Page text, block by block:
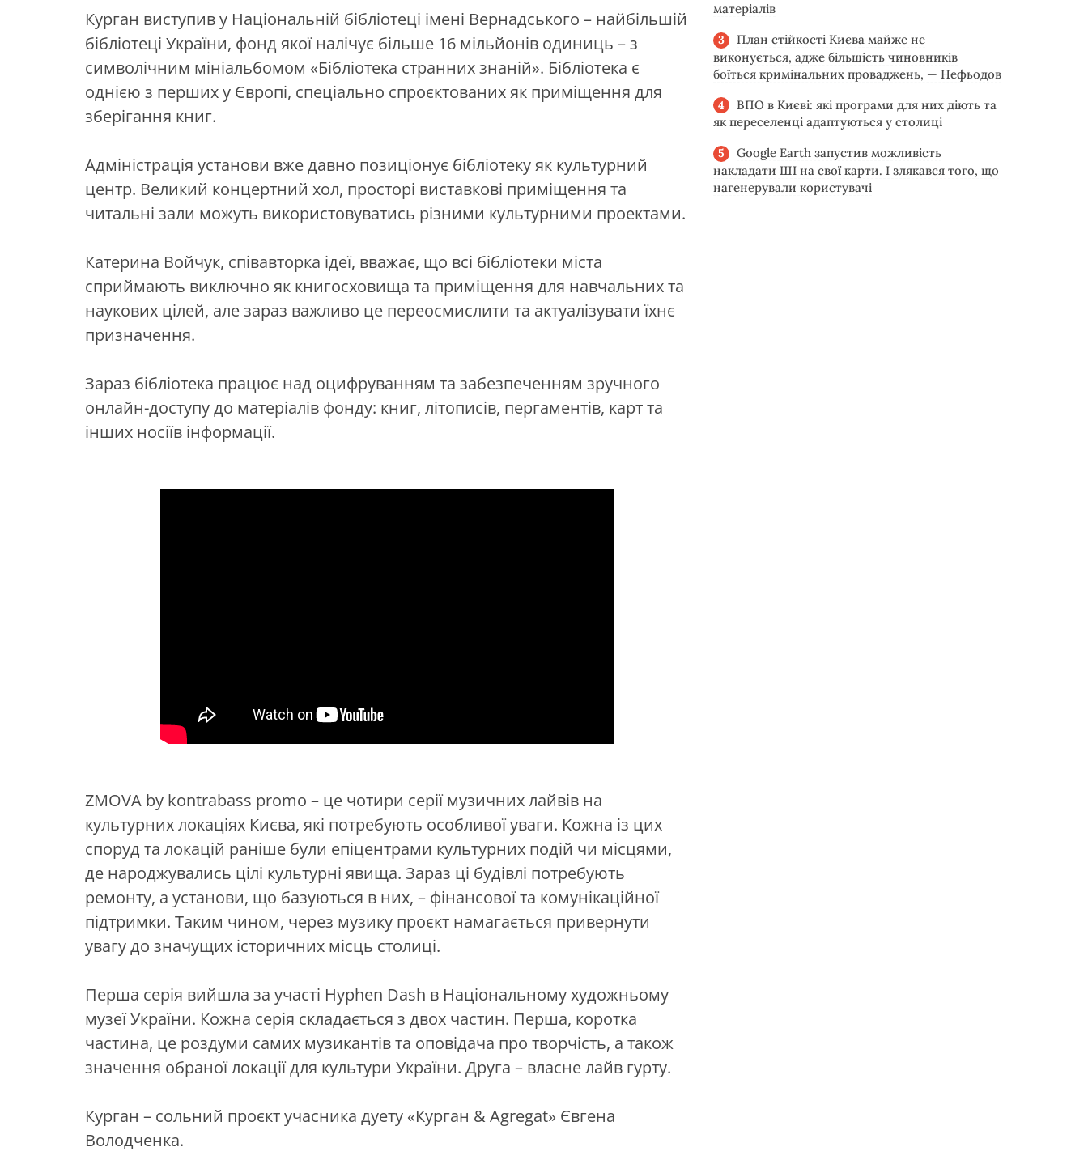
Курган виступив у Національній бібліотеці імені Вернадського – найбільшій
бібліотеці України, фонд якої налічує більше 16 мільйонів одиниць – з
символічним мініальбомом «Бібліотека странних знаній». Бібліотека є
однією з перших у Європі, спеціально спроєктованих як приміщення для
зберігання книг.
Адміністрація установи вже давно позиціонує бібліотеку як культурний
центр. Великий концертний хол, просторі виставкові приміщення та
читальні зали можуть використовуватись різними культурними проектами.
Катерина Войчук, співавторка ідеї, вважає, що всі бібліотеки міста
сприймають виключно як книгосховища та приміщення для навчальних та
наукових цілей, але зараз важливо це переосмислити та актуалізувати їхнє
призначення.
Зараз бібліотека працює над оцифруванням та забезпеченням зручного
онлайн-доступу до матеріалів фонду: книг, літописів, пергаментів, карт та
інших носіїв інформації.
ZMOVA by kontrabass promo – це чотири серії музичних лайвів на
культурних локаціях Києва, які потребують особливої уваги. Кожна із цих
споруд та локацій раніше були епіцентрами культурних подій чи місцями,
де народжувались цілі культурні явища. Зараз ці будівлі потребують
ремонту, а установи, що базуються в них, – фінансової та комунікаційної
підтримки. Таким чином, через музику проєкт намагається привернути
увагу до значущих історичних місць столиці.
Перша серія вийшла за участі Hyphen Dash в Національному художньому
музеї України. Кожна серія складається з двох частин. Перша, коротка
частина, це роздуми самих музикантів та оповідача про творчість, а також
значення обраної локації для культури України. Друга – власне лайв гурту.
Курган – сольний проєкт учасника дуету «Курган & Agregat» Євгена
Володченка.
матеріалів
План стійкості Києва майже не
виконується, адже більшість чиновників
боїться кримінальних проваджень, — Нефьодов
ВПО в Києві: які програми для них діють та
як переселенці адаптуються у столиці
Google Earth запустив можливість
накладати ШІ на свої карти. І злякався того, що
нагенерували користувачі